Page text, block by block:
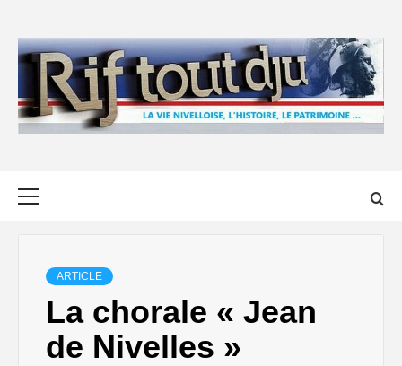
content
ARTICLE
La chorale « Jean
de Nivelles »